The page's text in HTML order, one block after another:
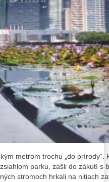
metrom trochu „do prírody“.
parku, zašli do zákutí s
stromoch hrkali na nitiach